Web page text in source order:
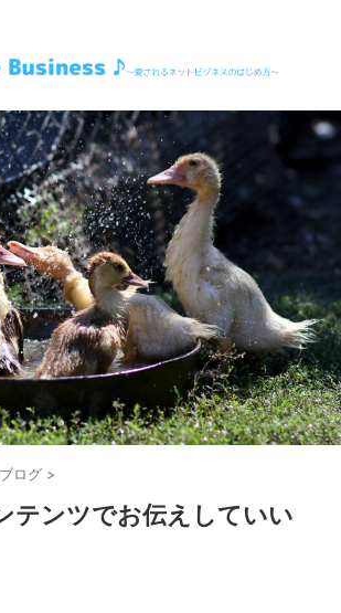
ログ >
テンツでお伝えしていい